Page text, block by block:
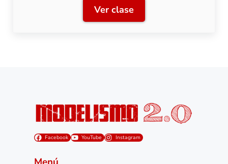
Ver claseClase 14: Gestión de
Facebook YouTube Instagram